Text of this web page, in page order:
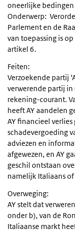
oneerlijke bedingen
Onderwerp:
Parlement en de
van toepassing is
artikel 6.
Feiten:
Verzoekende partij
verwerende partij
rekening-courant.
heeft AY aandelen
AY financieel
schadevergoeding
adviezen en
afgewezen, en AY
geschil ontstaan
namelijk Italiaans
Overweging:
AY stelt dat
onder b), van de
Italiaanse markt